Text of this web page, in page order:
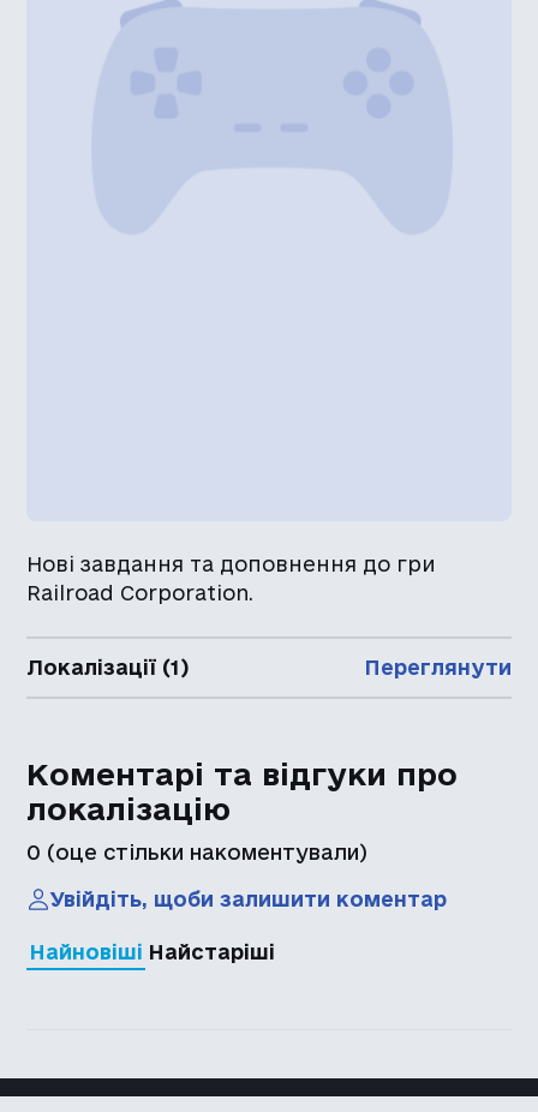
Нові завдання та доповнення до гри
Railroad Corporation.
Локалізації (1) Переглянути
Коментарі та відгуки про
локалізацію
0 (оце стільки накоментували)
Увійдіть, щоби залишити коментар
Найновіші Найстаріші